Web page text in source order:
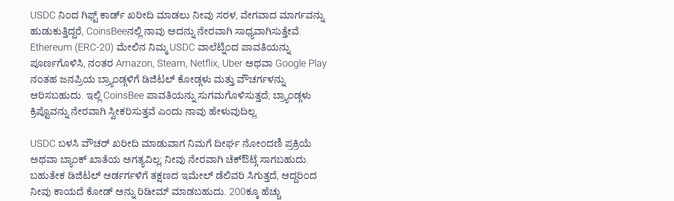
USDC ನಿಂದ ಗಿಫ್ಟ್ ಕಾರ್ಡ್ ಖರೀದಿ ಮಾಡಲು ನೀವು ಸರಳ, ವೇಗವಾದ ಮಾರ್ಗವನ್ನು
ಹುಡುಕುತ್ತಿದ್ದರೆ, CoinsBeeನಲ್ಲಿ ನಾವು ಅದನ್ನು ನೇರವಾಗಿ ಸಾಧ್ಯವಾಗಿಸುತ್ತೇವೆ.
Ethereum (ERC-20) ಮೇಲಿನ ನಿಮ್ಮ USDC ವಾಲೆಟ್ನಿಂದ ಪಾವತಿಯನ್ನು
ಪೂರ್ಣಗೊಳಿಸಿ, ನಂತರ Amazon, Steam, Netflix, Uber ಅಥವಾ Google Play
ನಂತಹ ಜನಪ್ರಿಯ ಬ್ರ್ಯಾಂಡ್ಗಳಿಗೆ ಡಿಜಿಟಲ್ ಕೋಡ್ಗಳು ಮತ್ತು ವೌಚರ್ಗಳನ್ನು
ಆರಿಸಬಹುದು. ಇಲ್ಲಿ CoinsBee ಪಾವತಿಯನ್ನು ಸುಗಮಗೊಳಿಸುತ್ತದೆ; ಬ್ರ್ಯಾಂಡ್ಗಳು
ಕ್ರಿಪ್ಟೊವನ್ನು ನೇರವಾಗಿ ಸ್ವೀಕರಿಸುತ್ತವೆ ಎಂದು ನಾವು ಹೇಳುವುದಿಲ್ಲ.
USDC ಬಳಸಿ ವೌಚರ್ ಖರೀದಿ ಮಾಡುವಾಗ ನಿಮಗೆ ದೀರ್ಘ ನೋಂದಣಿ ಪ್ರಕ್ರಿಯೆ
ಅಥವಾ ಬ್ಯಾಂಕ್ ಖಾತೆಯ ಅಗತ್ಯವಿಲ್ಲ; ನೀವು ನೇರವಾಗಿ ಚೆಕ್ಔಟ್ಗೆ ಸಾಗಬಹುದು.
ಬಹುತೇಕ ಡಿಜಿಟಲ್ ಆರ್ಡರ್ಗಳಿಗೆ ತಕ್ಷಣದ ಇಮೇಲ್ ಡೆಲಿವರಿ ಸಿಗುತ್ತದೆ, ಆದ್ದರಿಂದ
ನೀವು ಕಾಯದೆ ಕೋಡ್ ಅನ್ನು ರಿಡೀಮ್ ಮಾಡಬಹುದು. 200ಕ್ಕೂ ಹೆಚ್ಚು